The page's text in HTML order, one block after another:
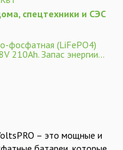
спецтехники и СЭС
фосфатная (LiFePO4)
210Ah. Запас энергии...
– это мощные и